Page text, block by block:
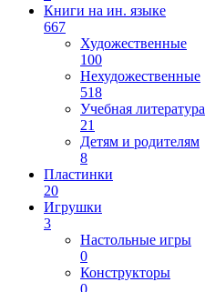
Книги на ин. языке
667
Художественные
100
Нехудожественные
518
Учебная литература
21
Детям и родителям
8
Пластинки
20
Игрушки
3
Настольные игры
0
Конструкторы
0